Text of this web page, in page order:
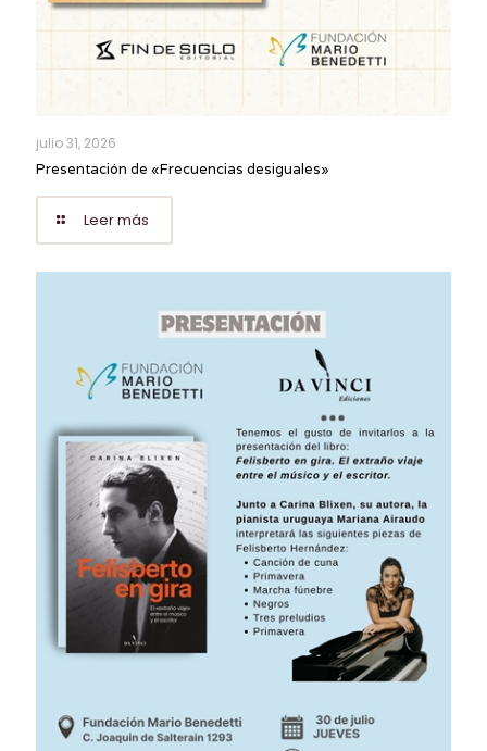
julio 31, 2026
Presentación de «Frecuencias desiguales»
Leer más